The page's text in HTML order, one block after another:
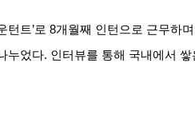
턴트’로 8개월째 인턴으로 근무하며
누었다. 인터뷰를 통해 국내에서 쌓